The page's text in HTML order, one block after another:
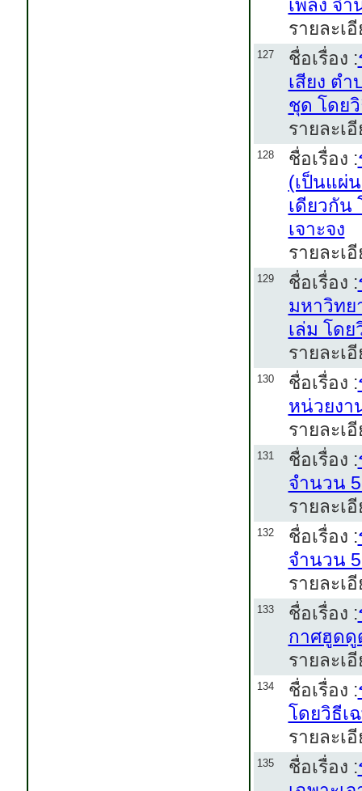
เพลิง จำ
รายละเ
127 ชื่อเรื่อง :
เสียง ต
ชุด โดยวิ
รายละเ
128 ชื่อเรื่อง :
(เป็นแผ่
เดียวกัน
เจาะจง
รายละเ
129 ชื่อเรื่อง :
มหาวิทย
เล่ม โดย
รายละเ
130 ชื่อเรื่อง :
หน่วยงา
รายละเ
131 ชื่อเรื่อง :
จำนวน
รายละเ
132 ชื่อเรื่อง :
จำนวน
รายละเ
133 ชื่อเรื่อง :
กาศฮูดดู
รายละเ
134 ชื่อเรื่อง :
โดยวิธีเ
รายละเ
135 ชื่อเรื่อง :